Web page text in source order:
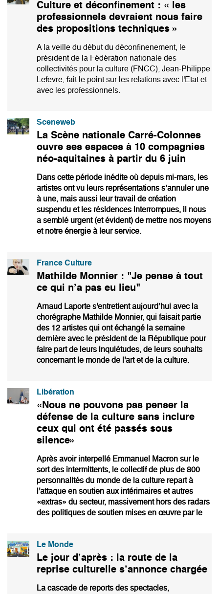
Culture et déconfinement : « les
professionnels devraient nous faire
des propositions techniques »
A la veille du début du déconfinenement, le
président de la Fédération nationale des
collectivités pour la culture (FNCC), Jean-Philippe
Lefevre, fait le point sur les relations avec l'Etat et
avec les professionnels.
Sceneweb
La Scène nationale Carré-Colonnes
ouvre ses espaces à 10 compagnies
néo-aquitaines à partir du 6 juin
Dans cette période inédite où depuis mi-mars, les
artistes ont vu leurs représentations s’annuler une
à une, mais aussi leur travail de création
suspendu et les résidences interrompues, il nous
a semblé urgent (et évident) de mettre nos moyens
et notre énergie à leur service.
France Culture
Mathilde Monnier : "Je pense à tout
ce qui n’a pas eu lieu"
Arnaud Laporte s'entretient aujourd’hui avec la
chorégraphe Mathilde Monnier, qui faisait partie
des 12 artistes qui ont échangé la semaine
dernière avec le président de la République pour
faire part de leurs inquiétudes, de leurs souhaits
concernant le monde de l'art et de la culture.
Libération
«Nous ne pouvons pas penser la
défense de la culture sans inclure
ceux qui ont été passés sous
silence»
Après avoir interpellé Emmanuel Macron sur le
sort des intermittents, le collectif de plus de 800
personnalités du monde de la culture repart à
l'attaque en soutien aux intérimaires et autres
«extras» du secteur, massivement hors des radars
des politiques de soutien mises en œuvre par le
Le Monde
Le jour d’après : la route de la
reprise culturelle s’annonce chargée
La cascade de reports des spectacles,